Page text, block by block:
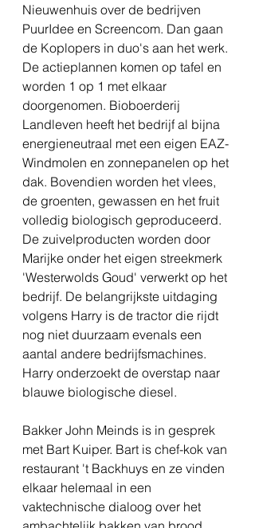
Nieuwenhuis over de bedrijven
PuurIdee en Screencom. Dan gaan
de Koplopers in duo's aan het werk.
De actieplannen komen op tafel en
worden 1 op 1 met elkaar
doorgenomen. Bioboerderij
Landleven heeft het bedrijf al bijna
energieneutraal met een eigen EAZ-
Windmolen en zonnepanelen op het
dak. Bovendien worden het vlees,
de groenten, gewassen en het fruit
volledig biologisch geproduceerd.
De zuivelproducten worden door
Marijke onder het eigen streekmerk
'Westerwolds Goud' verwerkt op het
bedrijf. De belangrijkste uitdaging
volgens Harry is de tractor die rijdt
nog niet duurzaam evenals een
aantal andere bedrijfsmachines.
Harry onderzoekt de overstap naar
blauwe biologische diesel.
Bakker John Meinds is in gesprek
met Bart Kuiper. Bart is chef-kok van
restaurant 't Backhuys en ze vinden
elkaar helemaal in een
vaktechnische dialoog over het